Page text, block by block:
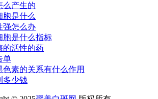
么产生的
胞是什么
强怎么办
胞是什么指标
的活性的药
单
色素的关系有什么作用
多少钱